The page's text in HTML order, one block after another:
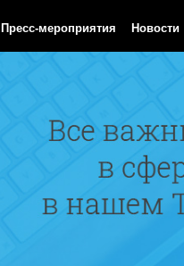
Пресс-мероприятия Новости